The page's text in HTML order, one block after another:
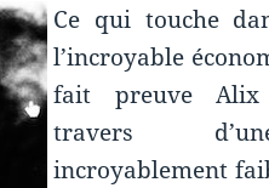
Ce qui touche
l’incroyable
fait preuve Alix
travers
incroyablement